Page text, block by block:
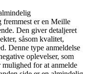
fremmest er en Meille
Den giver detaljeret
såsom kvalitet,
Denne type anmeldelse
oplevelser, som
for at anmelde